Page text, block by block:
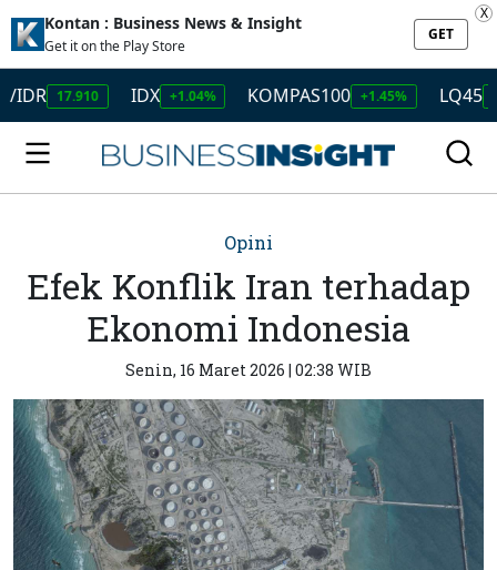
Kontan : Business News & Insight
Get it on the Play Store
GET
X
17.910 IDX +1.04% KOMPAS100 +1.45% LQ45 +1.50%
Opini
Efek Konflik Iran terhadap
Ekonomi Indonesia
Senin, 16 Maret 2026 | 02:38 WIB